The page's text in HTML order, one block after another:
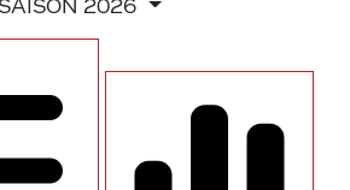
SAISON 2026